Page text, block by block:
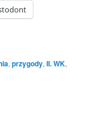
,przygody,II. WK,